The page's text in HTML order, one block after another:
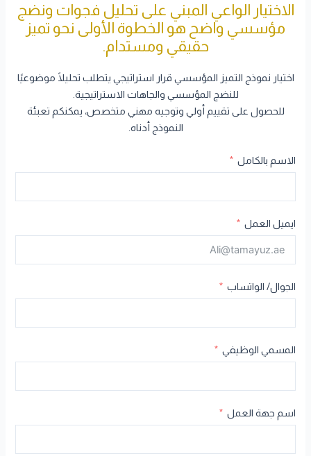
الاختيار الواعي المبني على تحليل فجوات ونضج
مؤسسي واضح هو الخطوة الأولى نحو تميز
حقيقي ومستدام.
اختيار نموذج التميز المؤسسي قرار استراتيجي يتطلب تحليلًا موضوعيًا
للنضج المؤسسي والجاهات الاستراتيجية.
للحصول على تقييم أولي وتوجيه مهني متخصص، يمكنكم تعبئة
النموذج أدناه.
الاسم بالكامل
ايميل العمل
الجوال/ الواتساب
المسمي الوظيفي
اسم جهة العمل